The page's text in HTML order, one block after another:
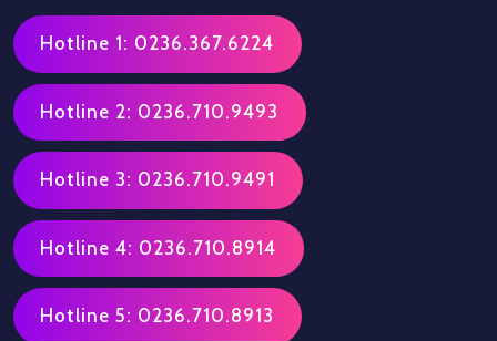
Hotline 1: 0236.367.6224
Hotline 2: 0236.710.9493
Hotline 3: 0236.710.9491
Hotline 4: 0236.710.8914
Hotline 5: 0236.710.8913